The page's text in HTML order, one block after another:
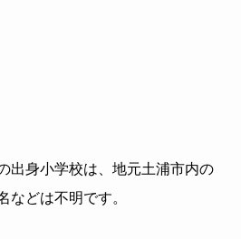
出身小学校は、地元土浦市内の
などは不明です。